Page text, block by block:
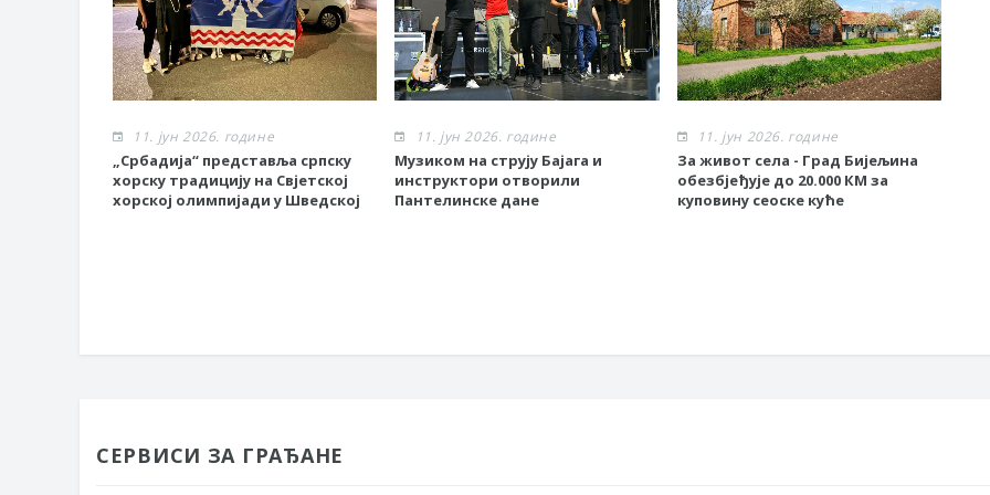
11. јун 2026. године
„Србадија“ представља српску
хорску традицију на Свјетској
хорској олимпијади у Шведској
11. јун 2026. године
Музиком на струју Бајага и
инструктори отворили
Пантелинске дане
11. јун 2026. године
За живот села - Град Бијељина
обезбјеђује до 20.000 КМ за
куповину сеоске куће
СЕРВИСИ ЗА ГРАЂАНЕ